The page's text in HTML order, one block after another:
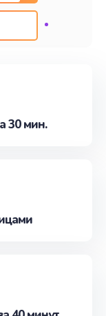
на
30 мин.